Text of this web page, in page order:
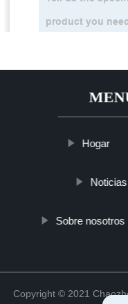
Hogar
Noticias
Sobre nosotros
Copyright © 2021